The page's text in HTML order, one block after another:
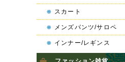
スカート
メンズパンツ/サロペ
インナー/レギンス